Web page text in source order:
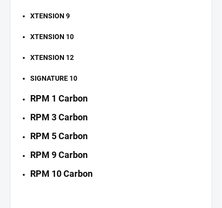
XTENSION 9
XTENSION 10
XTENSION 12
SIGNATURE 10
RPM 1 Carbon
RPM 3 Carbon
RPM 5 Carbon
RPM 9 Carbon
RPM 10 Carbon